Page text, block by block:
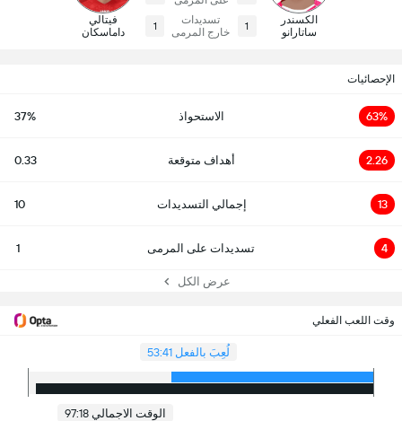
الكسندر
ساتارانو
1
تسديدات
خارج المرمى
1
فيتالي
داماسكان
الإحصائيات
63% الاستحواذ 37%
2.26 أهداف متوقعة 0.33
13 إجمالي التسديدات 10
4 تسديدات على المرمى 1
عرض الكل
وقت اللعب الفعلي
لُعِبَ بالفعل 53:41
الوقت الاجمالي 97:18